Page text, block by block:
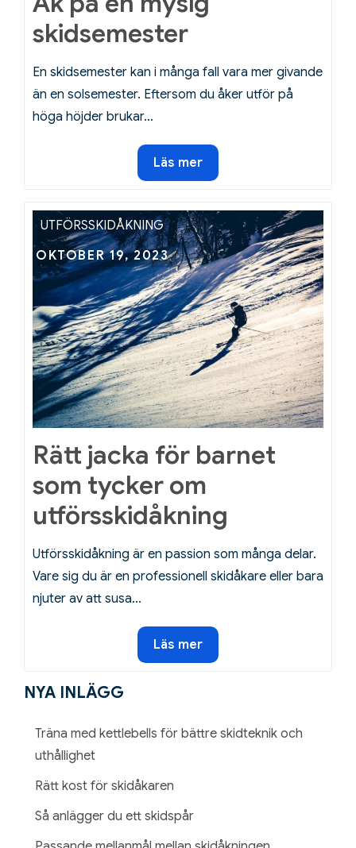
skidsemester
En skidsemester kan i många fall vara mer givande
än en solsemester. Eftersom du åker utför på
höga höjder brukar…
Åk
på
mysig
skidsemester
Läs mer
UTFÖRSSKIDÅKNING
Posted
on
OKTOBER 19, 2023
Rätt jacka för barnet
som tycker om
utförsskidåkning
Utförsskidåkning är en passion som många delar.
Vare sig du är en professionell skidåkare eller bara
njuter av att susa…
Rätt
jacka
som
utförsskidåkning
Läs mer
NYA INLÄGG
Träna med kettlebells för bättre skidteknik och
uthållighet
Rätt kost för skidåkaren
Så anlägger du ett skidspår